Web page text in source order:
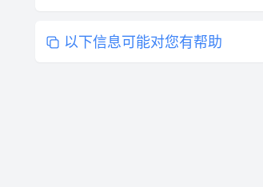
以下信息可能对您有帮助